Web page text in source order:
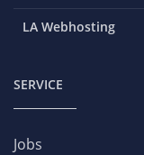
LA Webhosting
SERVICE
Jobs